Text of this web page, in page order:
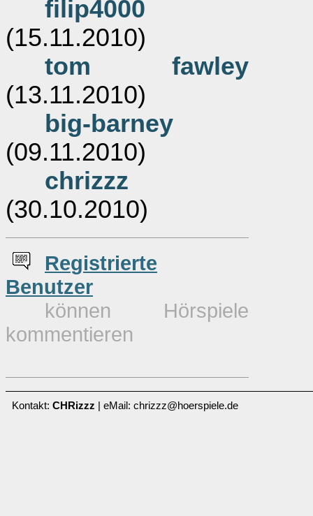
filip4000
(15.11.2010)
tom fawley
(13.11.2010)
big-barney
(09.11.2010)
chrizzz
(30.10.2010)
Registrierte
Benutzer
können Hörspiele
kommentieren
Kontakt: CHRizzz | eMail: chrizzz@hoerspiele.de